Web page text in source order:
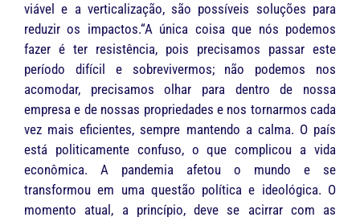
viável e a verticalização, são possíveis soluções para
reduzir os impactos.“A única coisa que nós podemos
fazer é ter resistência, pois precisamos passar este
período difícil e sobrevivermos; não podemos nos
acomodar, precisamos olhar para dentro de nossa
empresa e de nossas propriedades e nos tornarmos cada
vez mais eficientes, sempre mantendo a calma. O país
está politicamente confuso, o que complicou a vida
econômica. A pandemia afetou o mundo e se
transformou em uma questão política e ideológica. O
momento atual, a princípio, deve se acirrar com as